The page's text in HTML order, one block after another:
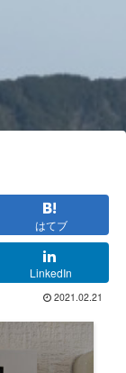
はてブ
LinkedIn
2021.02.21